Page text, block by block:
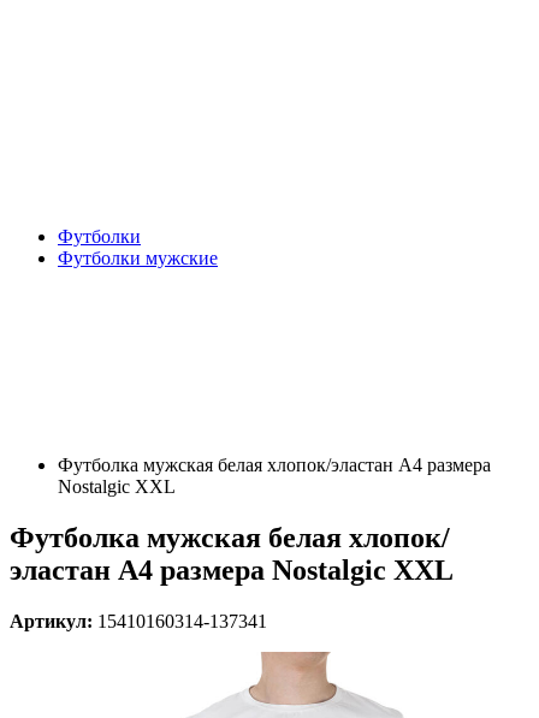
Футболки
Футболки мужские
Футболка мужская белая хлопок/эластан А4 размера
Nostalgic XXL
Футболка мужская белая хлопок/
эластан А4 размера Nostalgic XXL
Артикул: 15410160314-137341